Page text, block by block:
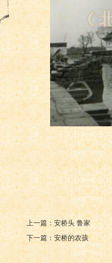
上一篇：安桥头 鲁家
下一篇：安桥的农孩